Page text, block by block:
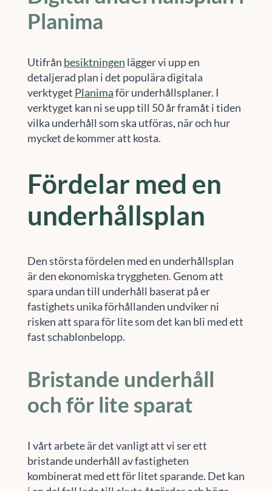
Planima
Utifrån besiktningen lägger vi upp en
detaljerad plan i det populära digitala
verktyget Planimaför underhållsplaner. I
verktyget kan ni se upp till 50 år framåt i tiden
vilka underhåll som ska utföras, när och hur
mycket de kommer att kosta.
Fördelar med en
underhållsplan
Den största fördelen med en underhållsplan
är den ekonomiska tryggheten. Genom att
spara undan till underhåll baserat på er
fastighets unika förhållanden undviker ni
risken att spara för lite som det kan bli med ett
fast schablonbelopp.
Bristande underhåll
och för lite sparat
I vårt arbete är det vanligt att vi ser ett
bristande underhåll av fastigheten
kombinerat med ett för litet sparande. Det kan